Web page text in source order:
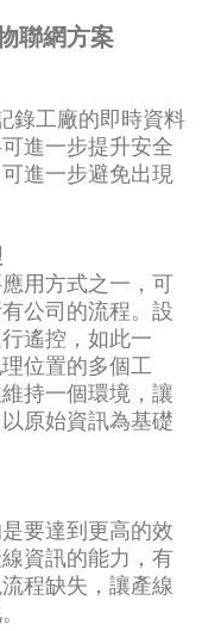
聯網方案
錄工廠的即時資料
進一步提升安全
進一步避免出現
用方式之一，可
公司的流程。設
遙控，如此一
位置的多個工
持一個環境，讓
原始資訊為基礎
要達到更高的效
資訊的能力，有
程缺失，讓產線